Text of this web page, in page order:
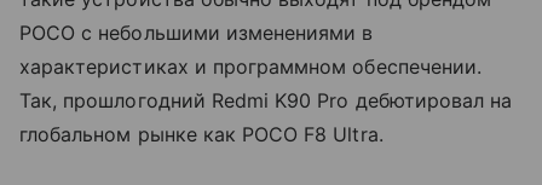
POCO с небольшими изменениями в
характеристиках и программном обеспечении.
Так, прошлогодний Redmi K90 Pro дебютировал на
глобальном рынке как POCO F8 Ultra.